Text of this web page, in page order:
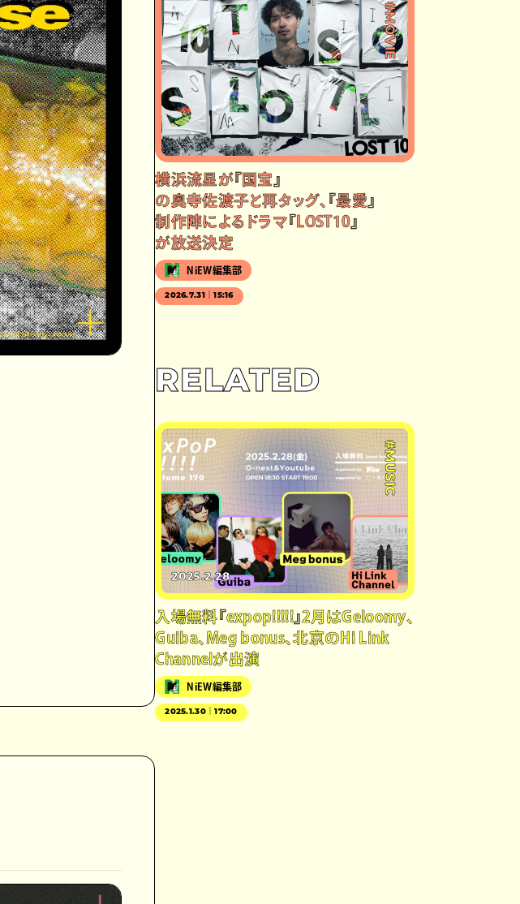
#MOVIE
横浜流星が『国宝』
の奥寺佐渡子と再タッグ、『最愛』
制作陣によるドラマ『LOST10』
が放送決定
NiEW編集部
2026.7.31｜15:16
RELATED
#MUSIC
2025.2.28
入場無料『expop!!!!!』2月はGeloomy、
Guiba、Meg bonus、北京のHi Link
Channelが出演
NiEW編集部
2025.1.30｜17:00